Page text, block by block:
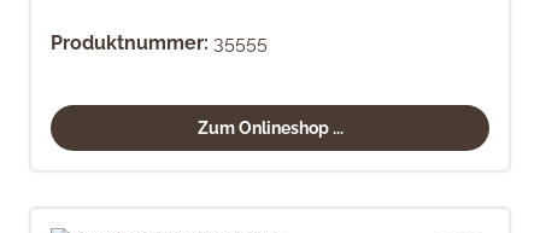
Produktnummer: 35555
Zum Onlineshop ...